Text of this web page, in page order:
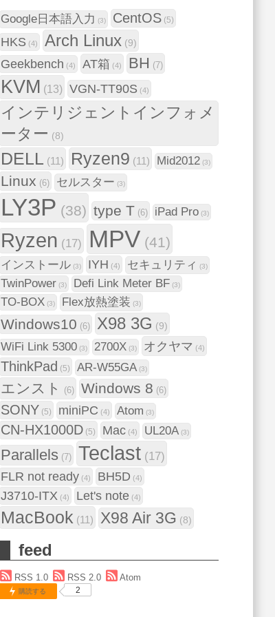
Google日本語入力 (3) CentOS (5)
HKS (4) Arch Linux (9)
Geekbench (4) AT箱 (4) BH (7)
KVM (13) VGN-TT90S (4)
インテリジェントインフォメ
ーター (8)
DELL (11) Ryzen9 (11) Mid2012 (3)
Linux (6) セルスター (3)
LY3P (38) type T (6) iPad Pro (3)
Ryzen (17) MPV (41)
インストール (3) IYH (4) セキュリティ (3)
TwinPower (3) Defi Link Meter BF (3)
TO-BOX (3) Flex放熱塗装 (3)
Windows10 (6) X98 3G (9)
WiFi Link 5300 (3) 2700X (3) オクヤマ (4)
ThinkPad (5) AR-W55GA (3)
エンスト (6) Windows 8 (6)
SONY (5) miniPC (4) Atom (3)
CN-HX1000D (5) Mac (4) UL20A (3)
Parallels (7) Teclast (17)
FLR not ready (4) BH5D (4)
J3710-ITX (4) Let's note (4)
MacBook (11) X98 Air 3G (8)
feed
RSS 1.0 RSS 2.0 Atom
購読する 2